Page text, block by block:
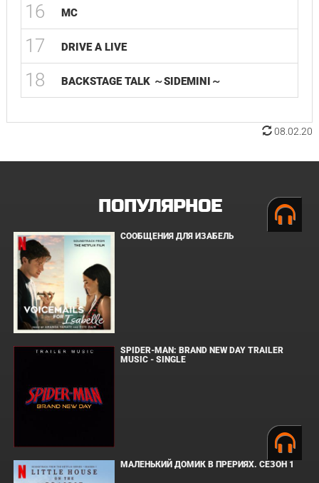
16 MC
17 DRIVE A LIVE
18 BACKSTAGE TALK ～SIDEMINI～
08.02.20
ПОПУЛЯРНОЕ
СООБЩЕНИЯ ДЛЯ ИЗАБЕЛЬ
SPIDER-MAN: BRAND NEW DAY TRAILER
MUSIC - SINGLE
МАЛЕНЬКИЙ ДОМИК В ПРЕРИЯХ. СЕЗОН 1